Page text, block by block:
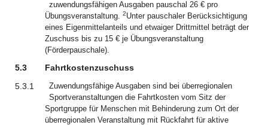
zuwendungsfähigen Ausgaben pauschal 26 € pro
Übungsveranstaltung. 2Unter pauschaler Berücksichtigung
eines Eigenmittelanteils und etwaiger Drittmittel beträgt der
Zuschuss bis zu 15 € je Übungsveranstaltung
(Förderpauschale).
5.3
Fahrtkostenzuschuss
5.3.1
Zuwendungsfähige Ausgaben sind bei überregionalen
Sportveranstaltungen die Fahrtkosten vom Sitz der
Sportgruppe für Menschen mit Behinderung zum Ort der
überregionalen Veranstaltung mit Rückfahrt für aktive